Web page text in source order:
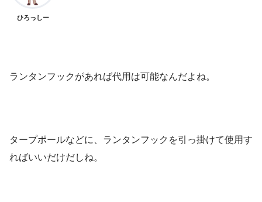
ひろっしー
ランタンフックがあれば代用は可能なんだよね。
タープポールなどに、ランタンフックを引っ掛けて使用す
ればいいだけだしね。